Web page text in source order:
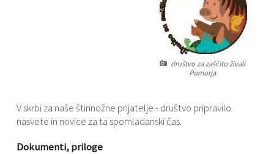
društvo za zaščito živali
Pomurja
V skrbi za naše štirinožne prijatelje - društvo pripravilo
nasvete in novice za ta spomladanski čas.
Dokumenti, priloge
Prostorski akti